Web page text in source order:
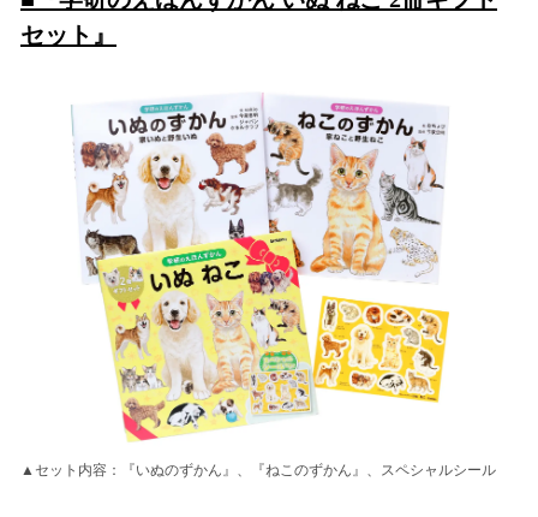
セット』
▲セット内容：『いぬのずかん』、『ねこのずかん』、スペシャルシール